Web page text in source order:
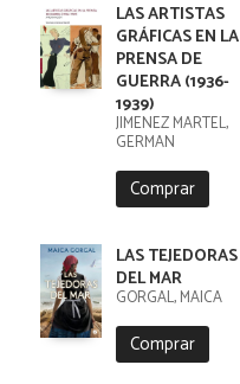
LAS ARTISTAS
GRÁFICAS EN LA
PRENSA DE
GUERRA (1936-
1939)
JIMENEZ MARTEL,
GERMAN
Comprar
LAS TEJEDORAS
DEL MAR
GORGAL, MAICA
Comprar